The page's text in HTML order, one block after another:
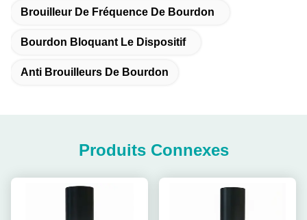
Brouilleur De Fréquence De Bourdon
Bourdon Bloquant Le Dispositif
Anti Brouilleurs De Bourdon
Produits Connexes